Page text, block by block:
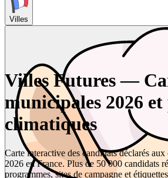
Villes
Villes Futures —
municipales 2026
climatiques
Carte interactive des candidats déclarés
2026 en France. Plus de 50 000 candidats
programmes, sites de campagne et